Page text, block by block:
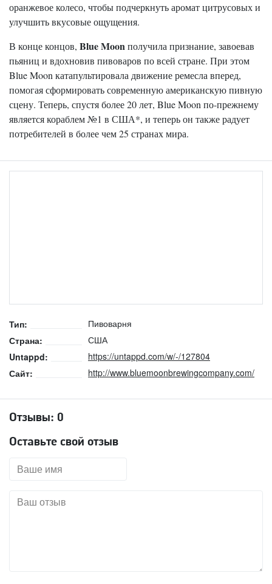
оранжевое колесо, чтобы подчеркнуть аромат цитрусовых и
улучшить вкусовые ощущения.
В конце концов, Blue Moonполучила признание, завоевав
пьяниц и вдохновив пивоваров по всей стране. При этом
Blue Moon катапультировала движение ремесла вперед,
помогая сформировать современную американскую пивную
сцену. Теперь, спустя более 20 лет, Blue Moon по-прежнему
является кораблем №1 в США*, и теперь он также радует
потребителей в более чем 25 странах мира.
Тип:
Пивоварня
Страна:
США
Untappd:
https://untappd.com/w/-/127804
Сайт:
http://www.bluemoonbrewingcompany.com/
Отзывы: 0
Оставьте свой отзыв